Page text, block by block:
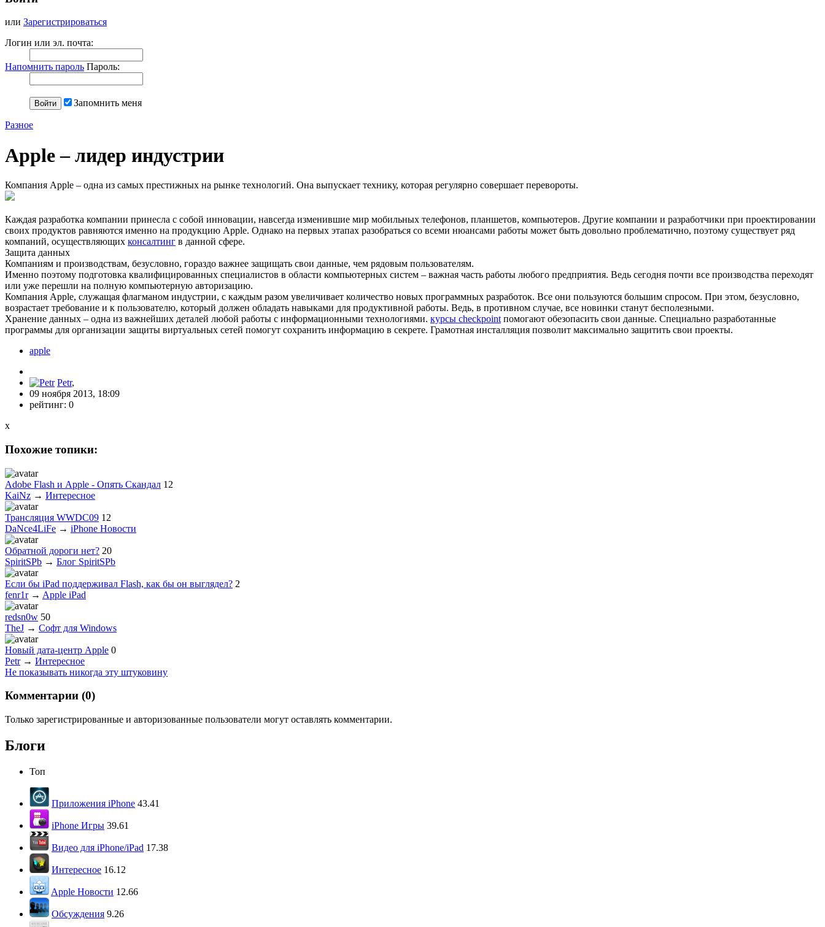
или Зарегистрироваться
Логин или эл. почта:
Напомнить пароль Пароль:
Запомнить меня
Разное
Apple – лидер индустрии
Компания Apple – одна из самых престижных на рынке технологий. Она выпускает технику, которая регулярно совершает перевороты.
Каждая разработка компании принесла с собой инновации, навсегда изменившие мир мобильных телефонов, планшетов, компьютеров. Другие компании и разработчики при проектировании
своих продуктов равняются именно на продукцию Apple. Однако на первых этапах разобраться со всеми нюансами работы может быть довольно проблематично, поэтому существует ряд
компаний, осуществляющих консалтинг в данной сфере.
Защита данных
Компаниям и производствам, безусловно, гораздо важнее защищать свои данные, чем рядовым пользователям.
Именно поэтому подготовка квалифицированных специалистов в области компьютерных систем – важная часть работы любого предприятия. Ведь сегодня почти все производства переходят
или уже перешли на полную компьютерную авторизацию.
Компания Apple, служащая флагманом индустрии, с каждым разом увеличивает количество новых программных разработок. Все они пользуются большим спросом. При этом, безусловно,
возрастает требование и к пользователю, который должен обладать навыками для продуктивной работы. Ведь, в противном случае, все новинки станут бесполезными.
Хранение данных – одна из важнейших деталей любой работы с информационными технологиями. курсы checkpoint помогают обезопасить свои данные. Специально разработанные
программы для организации защиты виртуальных сетей помогут сохранить информацию в секрете. Грамотная инсталляция позволит максимально защитить свои проекты.
apple
Petr,
09 ноября 2013, 18:09
рейтинг: 0
x
Похожие топики:
Adobe Flash и Apple - Опять Скандал 12
KaiNz → Интересное
Трансляция WWDC09 12
DaNce4LiFe → iPhone Новости
Обратной дороги нет? 20
SpiritSPb → Блог SpiritSPb
Если бы iPad поддерживал Flash, как бы он выглядел? 2
fenr1r→ Apple iPad
redsn0w 50
TheJ → Софт для Windows
Новый дата-центр Apple 0
Petr→ Интересное
Не показывать никогда эту штуковину
Комментарии (0)
Только зарегистрированные и авторизованные пользователи могут оставлять комментарии.
Блоги
Топ
Приложения iPhone 43.41
iPhone Игры 39.61
Видео для iPhone/iPad 17.38
Интересное 16.12
Apple Новости 12.66
Обсуждения 9.26